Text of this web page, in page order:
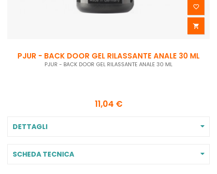


PJUR - BACK DOOR GEL RILASSANTE ANALE 30 ML
PJUR - BACK DOOR GEL RILASSANTE ANALE 30 ML
11,04 €
DETTAGLI
SCHEDA TECNICA